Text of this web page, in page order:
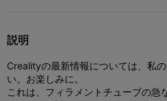
説明
Crealityの最新情報については、私
い。お楽しみに。
これは、フィラメントチューブの急